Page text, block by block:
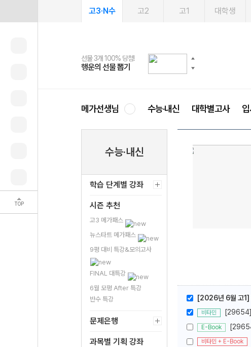
TOP
고3·N수 고2 고1 대학생
선물 3개 100% 당첨!
행운의 선물 뽑기
선물 100% 증정!
메가스터디 X 올리브
여름방학 스터디 캐시백
메가런 썸머스쿨
2027 러셀 단과
강사 공개선발
스마트러닝앱
설문 EVENT
메가패스
3일 무료 체험권
메가패스 수강생 무료혜택!
메가클럽 멤버십
사회공헌 캠페인
희망이룸 메가나눔
메가선생님 수능·내신 대학별고사
수능·내신
학습 단계별 강좌
시즌 추천
고3 메가패스
뉴스타트 메가패스
9평 대비 특강&모의고사
FINAL 대특강
6월 모평 After 특강
반수 특강
문제은행
과목별 기획 강좌
[2026년 6월 고1]
비타민 [29654]
E-Book
비타민 + E-Book